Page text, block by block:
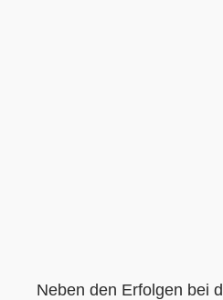
Neben den Erfolgen bei